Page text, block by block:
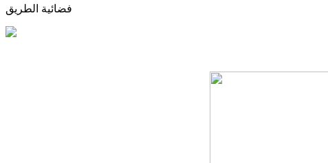
فضائية الطريق